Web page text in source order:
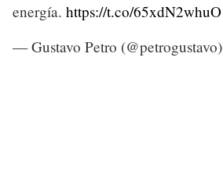
energía. https://t.co/65xdN2whuO
— Gustavo Petro (@petrogustavo)